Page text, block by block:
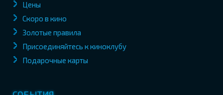
Цены
Скоро в кино
Золотые правила
Присоединяйтесь к киноклубу
Подарочные карты